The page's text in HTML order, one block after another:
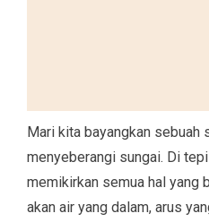
Mari kita bayangkan sebuah
menyeberangi sungai. Di
memikirkan semua hal yang
akan air yang dalam, arus